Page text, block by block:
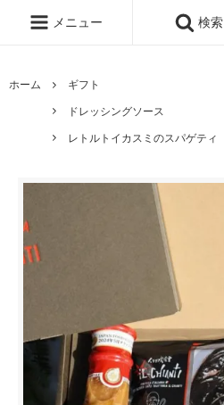
メニュー 検索
ホーム
ギフト
ドレッシングソース
レトルトイカスミのスパゲティ